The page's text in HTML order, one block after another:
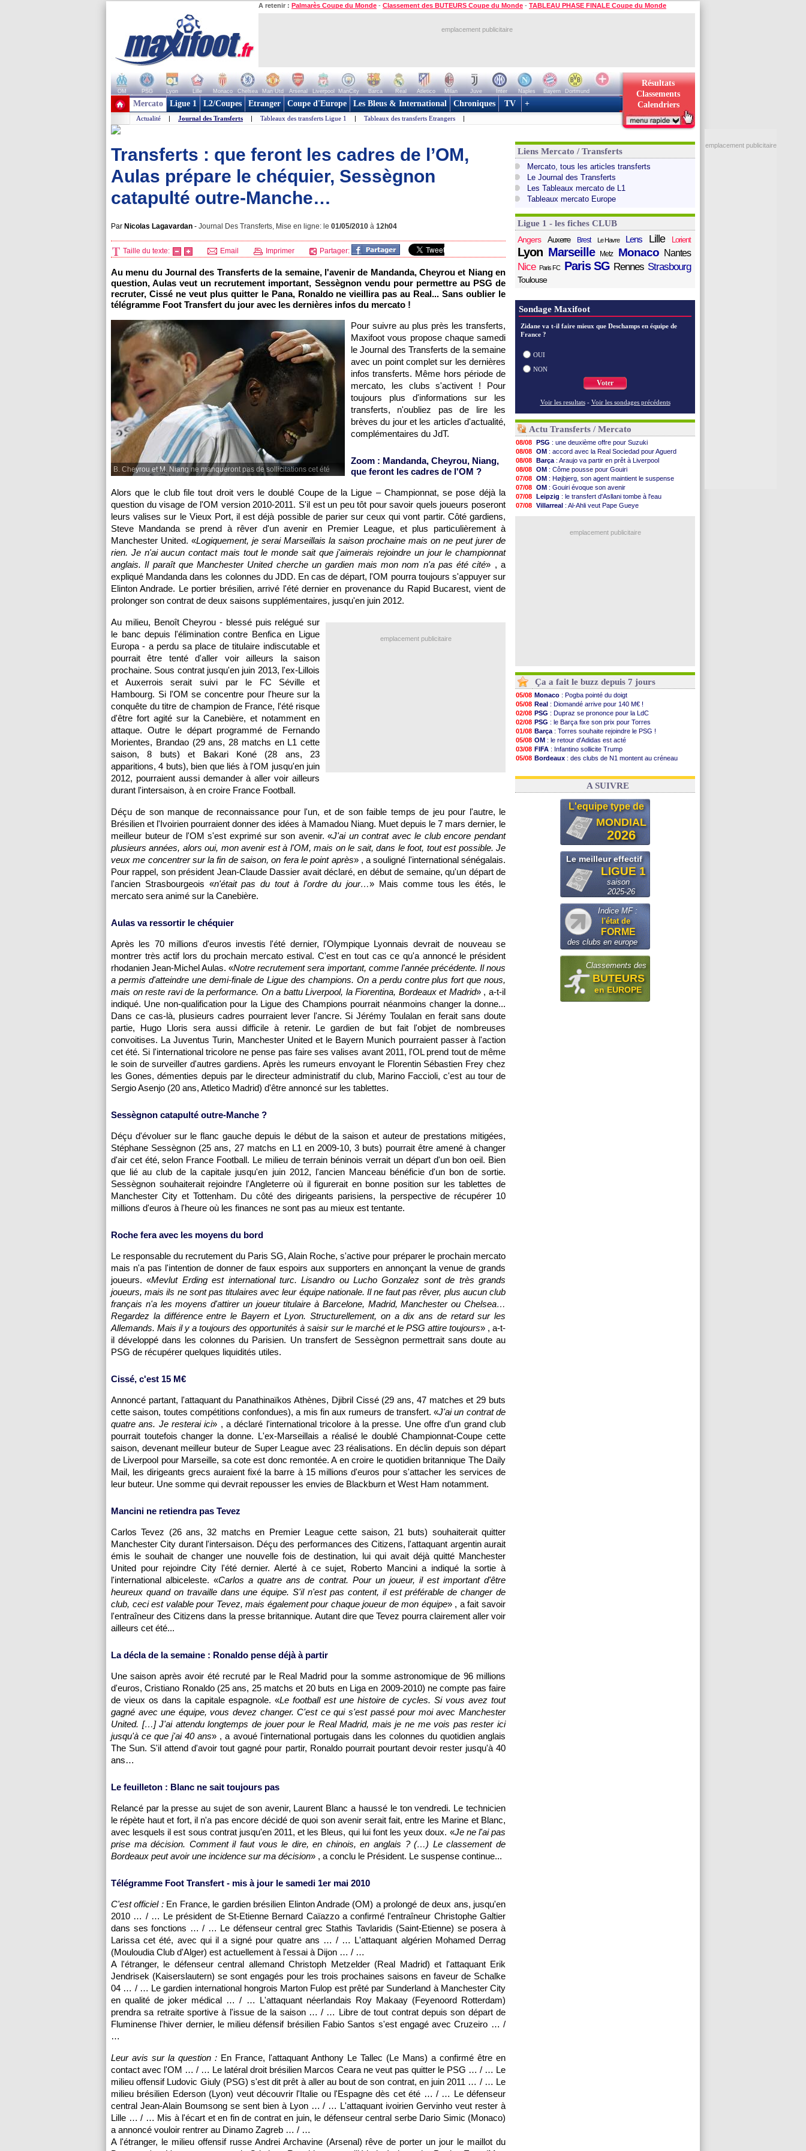
A retenir : Palmarès Coupe du Monde - Classement des BUTEURS Coupe du Monde - TABLEAU PHASE FINALE Coupe du Monde
emplacement publicitaire
OM PSG Lyon Lille Monaco Chelsea Man Utd Arsenal Liverpool ManCity Barca Real Atletico Milan Juve Inter Naples Bayern
Dortmund
+ de clubs
Résultats
Classements
Calendriers
Mercato Ligue 1 L2/Coupes Etranger Coupe d'Europe Les Bleus & International Chroniques TV +
Actualité | Journal des Transferts | Tableaux des transferts Ligue 1 | Tableaux des transferts Etrangers |
Transferts : que feront les cadres de l’OM,
Aulas prépare le chéquier, Sessègnon
catapulté outre-Manche…
Par Nicolas Lagavardan - Journal Des Transferts, Mise en ligne: le 01/05/2010 à 12h04
Taille du texte: Email Imprimer Partager:
Au menu du Journal des Transferts de la semaine, l'avenir de Mandanda, Cheyrou et Niang en
question, Aulas veut un recrutement important, Sessègnon vendu pour permettre au PSG de
recruter, Cissé ne veut plus quitter le Pana, Ronaldo ne vieillira pas au Real... Sans oublier le
télégramme Foot Transfert du jour avec les dernières infos du mercato !
B. Cheyrou et M. Niang ne manqueront pas de sollicitations cet été
Pour suivre au plus près les transferts,
Maxifoot vous propose chaque samedi
le Journal des Transferts de la semaine
avec un point complet sur les dernières
infos transferts. Même hors période de
mercato, les clubs s'activent ! Pour
toujours plus d'informations sur les
transferts, n'oubliez pas de lire les
brèves du jour et les articles d'actualité,
complémentaires du JdT.
Zoom : Mandanda, Cheyrou, Niang,
que feront les cadres de l'OM ?
Alors que le club file tout droit vers le doublé Coupe de la Ligue – Championnat, se pose déjà la
question du visage de l'OM version 2010-2011. S'il est un peu tôt pour savoir quels joueurs poseront
leurs valises sur le Vieux Port, il est déjà possible de parier sur ceux qui vont partir. Côté gardiens,
Steve Mandanda se prend à rêver d'un avenir en Premier League, et plus particulièrement à
Manchester United. «Logiquement, je serai Marseillais la saison prochaine mais on ne peut jurer de
rien. Je n'ai aucun contact mais tout le monde sait que j'aimerais rejoindre un jour le championnat
anglais. Il paraît que Manchester United cherche un gardien mais mon nom n'a pas été cité» , a
expliqué Mandanda dans les colonnes du JDD. En cas de départ, l'OM pourra toujours s'appuyer sur
Elinton Andrade. Le portier brésilien, arrivé l'été dernier en provenance du Rapid Bucarest, vient de
prolonger son contrat de deux saisons supplémentaires, jusqu'en juin 2012.
emplacement publicitaire
Au milieu, Benoît Cheyrou - blessé puis relégué sur
le banc depuis l'élimination contre Benfica en Ligue
Europa - a perdu sa place de titulaire indiscutable et
pourrait être tenté d'aller voir ailleurs la saison
prochaine. Sous contrat jusqu'en juin 2013, l'ex-Lillois
et Auxerrois serait suivi par le FC Séville et
Hambourg. Si l'OM se concentre pour l'heure sur la
conquête du titre de champion de France, l'été risque
d'être fort agité sur la Canebière, et notamment en
attaque. Outre le départ programmé de Fernando
Morientes, Brandao (29 ans, 28 matchs en L1 cette
saison, 8 buts) et Bakari Koné (28 ans, 23
apparitions, 4 buts), bien que liés à l'OM jusqu'en juin
2012, pourraient aussi demander à aller voir ailleurs
durant l'intersaison, à en croire France Football.
Déçu de son manque de reconnaissance pour l'un, et de son faible temps de jeu pour l'autre, le
Brésilien et l'Ivoirien pourraient donner des idées à Mamadou Niang. Muet depuis le 7 mars dernier, le
meilleur buteur de l'OM s'est exprimé sur son avenir. «J'ai un contrat avec le club encore pendant
plusieurs années, alors oui, mon avenir est à l'OM, mais on le sait, dans le foot, tout est possible. Je
veux me concentrer sur la fin de saison, on fera le point après» , a souligné l'international sénégalais.
Pour rappel, son président Jean-Claude Dassier avait déclaré, en début de semaine, qu'un départ de
l'ancien Strasbourgeois «n'était pas du tout à l'ordre du jour…» Mais comme tous les étés, le
mercato sera animé sur la Canebière.
Aulas va ressortir le chéquier
Après les 70 millions d'euros investis l'été dernier, l'Olympique Lyonnais devrait de nouveau se
montrer très actif lors du prochain mercato estival. C'est en tout cas ce qu'a annoncé le président
rhodanien Jean-Michel Aulas. «Notre recrutement sera important, comme l'année précédente. Il nous
a permis d'atteindre une demi-finale de Ligue des champions. On a perdu contre plus fort que nous,
mais on reste ravi de la performance. On a battu Liverpool, la Fiorentina, Bordeauxet Madrid» , a-t-il
indiqué. Une non-qualification pour la Ligue des Champions pourrait néanmoins changer la donne...
Dans ce cas-là, plusieurs cadres pourraient lever l'ancre. Si Jérémy Toulalan en ferait sans doute
partie, Hugo Lloris sera aussi difficile à retenir. Le gardien de but fait l'objet de nombreuses
convoitises. La Juventus Turin, Manchester United et le Bayern Munich pourraient passer à l'action
cet été. Si l'international tricolore ne pense pas faire ses valises avant 2011, l'OLprend tout de même
le soin de surveiller d'autres gardiens. Après les rumeurs envoyant le Florentin Sébastien Frey chez
les Gones, démenties depuis par le directeur administratif du club, Marino Faccioli, c'est au tour de
Sergio Asenjo (20 ans, Atletico Madrid) d'être annoncé sur les tablettes.
Sessègnon catapulté outre-Manche ?
Déçu d'évoluer sur le flanc gauche depuis le début de la saison et auteur de prestations mitigées,
Stéphane Sessègnon (25 ans, 27 matchs en L1 en 2009-10, 3 buts) pourrait être amené à changer
d'air cet été, selon France Football. Le milieu de terrain béninois verrait un départ d'un bon oeil. Bien
que lié au club de la capitale jusqu'en juin 2012, l'ancien Manceau bénéficie d'un bon de sortie.
Sessègnon souhaiterait rejoindre l'Angleterre où il figurerait en bonne position sur les tablettes de
Manchester City et Tottenham. Du côté des dirigeants parisiens, la perspective de récupérer 10
millions d'euros à l'heure où les finances ne sont pas au mieux est tentante.
Roche fera avec les moyens du bord
Le responsable du recrutement du Paris SG, Alain Roche, s'active pour préparer le prochain mercato
mais n'a pas l'intention de donner de faux espoirs aux supporters en annonçant la venue de grands
joueurs. «Mevlut Erding est international turc. Lisandro ou Lucho Gonzalez sont de très grands
joueurs, mais ils ne sont pas titulaires avec leur équipe nationale. Il ne faut pas rêver, plus aucun club
français n'a les moyens d'attirer un joueur titulaire à Barcelone, Madrid, Manchester ou Chelsea…
Regardez la différence entre le Bayern etLyon. Structurellement, on a dix ans de retard sur les
Allemands. Mais il y a toujours des opportunités à saisir sur le marché et le PSG attire toujours» , a-t-
il développé dans les colonnes du Parisien. Un transfert de Sessègnon permettrait sans doute au
PSG de récupérer quelques liquidités utiles.
Cissé, c'est 15 M€
Annoncé partant, l'attaquant du Panathinaïkos Athènes, Djibril Cissé (29 ans, 47 matches et 29 buts
cette saison, toutes compétitions confondues), a mis fin aux rumeurs de transfert. «J'ai un contrat de
quatre ans. Je resterai ici» , a déclaré l'international tricolore à la presse. Une offre d'un grand club
pourrait toutefois changer la donne. L'ex-Marseillais a réalisé le doublé Championnat-Coupe cette
saison, devenant meilleur buteur de Super League avec 23 réalisations. En déclin depuis son départ
de Liverpool pour Marseille, sa cote est donc remontée. A en croire le quotidien britannique The Daily
Mail, les dirigeants grecs auraient fixé la barre à 15 millions d'euros pour s'attacher les services de
leur buteur. Une somme qui devrait repousser les envies de Blackburn et West Ham notamment.
Mancini ne retiendra pas Tevez
Carlos Tevez (26 ans, 32 matchs en Premier League cette saison, 21 buts) souhaiterait quitter
Manchester City durant l'intersaison. Déçu des performances des Citizens, l'attaquant argentin aurait
émis le souhait de changer une nouvelle fois de destination, lui qui avait déjà quitté Manchester
United pour rejoindre City l'été dernier. Alerté à ce sujet, Roberto Mancini a indiqué la sortie à
l'international albiceleste. «Carlos a quatre ans de contrat. Pour un joueur, il est important d'être
heureux quand on travaille dans une équipe. S'il n'est pas content, il est préférable de changer de
club, ceci est valable pour Tevez, mais également pour chaque joueur de mon équipe» , a fait savoir
l'entraîneur des Citizens dans la presse britannique. Autant dire que Tevez pourra clairement aller voir
ailleurs cet été...
La décla de la semaine : Ronaldo pense déjà à partir
Une saison après avoir été recruté par le Real Madrid pour la somme astronomique de 96 millions
d'euros, Cristiano Ronaldo (25 ans, 25 matchs et 20 buts en Liga en 2009-2010) ne compte pas faire
de vieux os dans la capitale espagnole. «Le football est une histoire de cycles. Si vous avez tout
gagné avec une équipe, vous devez changer. C'est ce qui s'est passé pour moi avec Manchester
United. […] J'ai attendu longtemps de jouer pour le Real Madrid, mais je ne me vois pas rester ici
jusqu'à ce que j'ai 40 ans» , a avoué l'international portugais dans les colonnes du quotidien anglais
The Sun. S'il attend d'avoir tout gagné pour partir, Ronaldo pourrait pourtant devoir rester jusqu'à 40
ans…
Le feuilleton : Blanc ne sait toujours pas
Relancé par la presse au sujet de son avenir, Laurent Blanc a haussé le ton vendredi. Le technicien
le répète haut et fort, il n'a pas encore décidé de quoi son avenir serait fait, entre les Marine et Blanc,
avec lesquels il est sous contrat jusqu'en 2011, et les Bleus, qui lui font les yeux doux. «Je ne l'ai pas
prise ma décision. Comment il faut vous le dire, en chinois, en anglais ? (…) Le classement de
Bordeaux peut avoir une incidence sur ma décision» , a conclu le Président. Le suspense continue...
Télégramme Foot Transfert - mis à jour le samedi 1er mai 2010
C'est officiel :En France, le gardien brésilien Elinton Andrade (OM) a prolongé de deux ans, jusqu'en
2010 … / … Le président de St-Etienne Bernard Caïazzo a confirmé l'entraîneur Christophe Galtier
dans ses fonctions … / … Le défenseur central grec Stathis Tavlaridis (Saint-Etienne) se posera à
Larissa cet été, avec qui il a signé pour quatre ans … / … L'attaquant algérien Mohamed Derrag
(Mouloudia Club d'Alger) est actuellement à l'essai à Dijon … / …
A l'étranger, le défenseur central allemand Christoph Metzelder (Real Madrid) et l'attaquant Erik
Jendrisek (Kaiserslautern) se sont engagés pour les trois prochaines saisons en faveur de Schalke
04 … / … Le gardien international hongrois Marton Fulop est prêté par Sunderland à Manchester City
en qualité de joker médical … / … L'attaquant néerlandais Roy Makaay (Feyenoord Rotterdam)
prendra sa retraite sportive à l'issue de la saison … / … Libre de tout contrat depuis son départ de
Fluminense l'hiver dernier, le milieu défensif brésilien Fabio Santos s'est engagé avec Cruzeiro … /
…
Leur avis sur la question : En France, l'attaquant Anthony Le Tallec (Le Mans) a confirmé être en
contact avec l'OM … / … Le latéral droit brésilien Marcos Ceara ne veut pas quitter le PSG … / … Le
milieu offensif Ludovic Giuly (PSG) s'est dit prêt à aller au bout de son contrat, en juin 2011 … / … Le
milieu brésilien Ederson (Lyon) veut découvrir l'Italie ou l'Espagne dès cet été … / … Le défenseur
central Jean-Alain Boumsong se sent bien à Lyon… / … L'attaquant ivoirien Gervinho veut rester à
Lille … / … Mis à l'écart et en fin de contrat en juin, le défenseur central serbe Dario Simic (Monaco)
a annoncé vouloir rentrer au Dinamo Zagreb … / …
A l'étranger, le milieu offensif russe Andrei Archavine (Arsenal) rêve de porter un jour le maillot du
Liens Mercato / Transferts
Mercato, tous les articles transferts
Le Journal des Transferts
Les Tableaux mercato de L1
Tableaux mercato Europe
Ligue 1 - les fiches CLUB
Angers
Auxerre Brest Le Havre Lens Lille Lorient
Lyon Marseille Metz Monaco Nantes
Nice Paris FC Paris SG Rennes Strasbourg
Toulouse
Sondage Maxifoot
Zidane va t-il faire mieux que Deschamps en équipe de
France ?
OUI
NON
Voter
Voir les resultats - Voir les sondages précédents
Actu Transferts / Mercato
08/08 PSG : une deuxième offre pour Suzuki
08/08 OM : accord avec la Real Sociedad pour Aguerd
08/08 Barça : Araujo va partir en prêt à Liverpool
08/08 OM : Côme pousse pour Gouiri
07/08 OM : Højbjerg, son agent maintient le suspense
07/08 OM : Gouiri évoque son avenir
07/08 Leipzig : le transfert d'Asllani tombe à l'eau
07/08 Villarreal : Al-Ahli veut Pape Gueye
: un gardien norvégien en approche ?
emplacement publicitaire
Ça a fait le buzz depuis 7 jours
05/08 Monaco : Pogba pointé du doigt
05/08 Real : Diomandé arrive pour 140 M€ !
02/08 PSG : Dupraz se prononce pour la LdC
02/08 PSG : le Barça fixe son prix pour Torres
01/08 Barça : Torres souhaite rejoindre le PSG !
05/08 OM : le retour d'Adidas est acté
03/08 FIFA : Infantino sollicite Trump
05/08 Bordeaux : des clubs de N1 montent au créneau
03/08 Real: le démenti de Leipzig pour Diomandé
A SUIVRE
L'equipe type de
MONDIAL
2026
Le meilleur effectif
LIGUE 1
saison
2025-26
Indice MF :
l'état de
FORME
des clubs en europe
Classements des
BUTEURS
en EUROPE
emplacement publicitaire